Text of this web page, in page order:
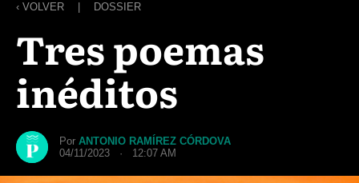
‹ VOLVER DOSSIER
Tres poemas
inéditos
Por ANTONIO RAMÍREZ CÓRDOVA
04/11/2023 · 12:07 AM